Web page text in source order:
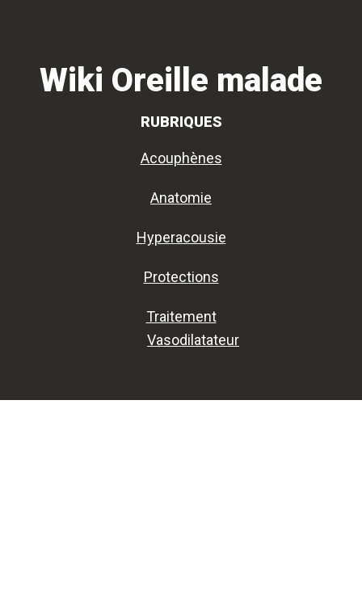
navigation
principalWiki Oreille malade
RUBRIQUES
Acouphènes
Anatomie
Hyperacousie
Protections
Traitement
Vasodilatateur